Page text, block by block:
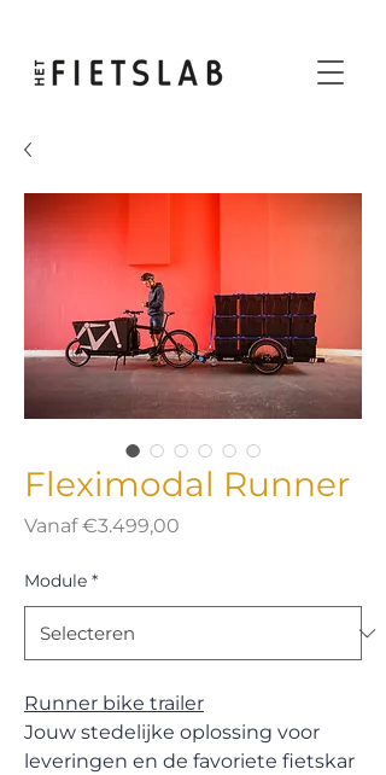
Fleximodal Runner
Vanaf€3.499,00
Module *
Runner bike trailer
Jouw stedelijke oplossing voor
leveringen en de favoriete fietskar